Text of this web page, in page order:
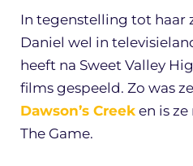
In tegenstelling tot haar
Daniel wel in
heeft na Sweet Valley
films gespeeld. Zo was
Dawson’s Creek en is
The Game.